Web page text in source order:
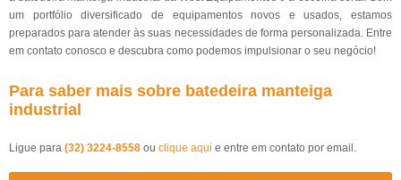
um portfólio diversificado de equipamentos novos e usados, estamos
preparados para atender às suas necessidades de forma personalizada. Entre
em contato conosco e descubra como podemos impulsionar o seu negócio!
Para saber mais sobre batedeira manteiga
industrial
Ligue para (32) 3224-8558 ou clique aqui e entre em contato por email.